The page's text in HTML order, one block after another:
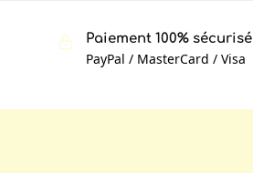
Paiement 100% sécurisé
PayPal / MasterCard / Visa